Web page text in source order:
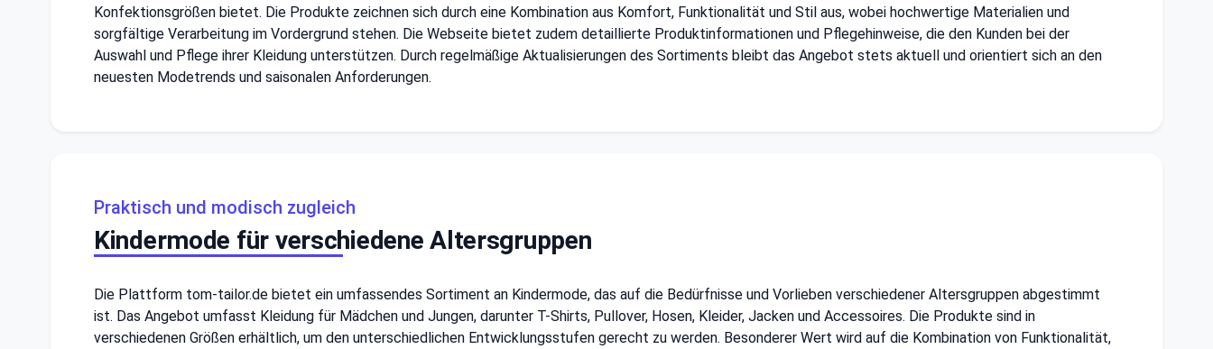
Konfektionsgrößen bietet. Die Produkte zeichnen sich durch eine Kombination aus Komfort, Funktionalität und Stil aus, wobei hochwertige Materialien und
sorgfältige Verarbeitung im Vordergrund stehen. Die Webseite bietet zudem detaillierte Produktinformationen und Pflegehinweise, die den Kunden bei der
Auswahl und Pflege ihrer Kleidung unterstützen. Durch regelmäßige Aktualisierungen des Sortiments bleibt das Angebot stets aktuell und orientiert sich an den
neuesten Modetrends und saisonalen Anforderungen.
Praktisch und modisch zugleich
Kindermode für verschiedene Altersgruppen
Die Plattform tom-tailor.de bietet ein umfassendes Sortiment an Kindermode, das auf die Bedürfnisse und Vorlieben verschiedener Altersgruppen abgestimmt
ist. Das Angebot umfasst Kleidung für Mädchen und Jungen, darunter T-Shirts, Pullover, Hosen, Kleider, Jacken und Accessoires. Die Produkte sind in
verschiedenen Größen erhältlich, um den unterschiedlichen Entwicklungsstufen gerecht zu werden. Besonderer Wert wird auf die Kombination von Funktionalität,